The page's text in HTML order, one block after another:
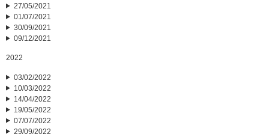
27/05/2021
01/07/2021
30/09/2021
09/12/2021
2022
03/02/2022
10/03/2022
14/04/2022
19/05/2022
07/07/2022
29/09/2022